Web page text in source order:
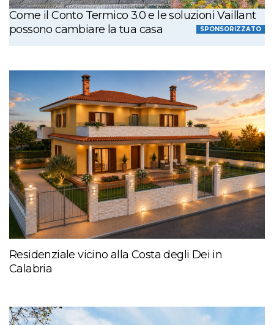
Come il Conto Termico 3.0 e le soluzioni Vaillant
possono cambiare la tua casa
SPONSORIZZATO
Residenziale vicino alla Costa degli Dei in
Calabria